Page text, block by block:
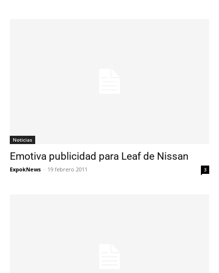
Noticias
Emotiva publicidad para Leaf de Nissan
ExpokNews - 19 febrero 2011 3